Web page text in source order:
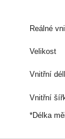
Reálné
Velikost
Vnitřní
Vnitřní
*Délka